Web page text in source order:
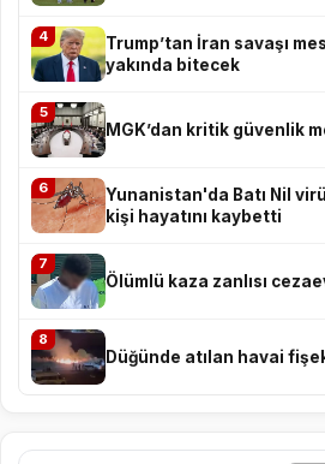
4
Trump’tan İran savaşı
yakında bitecek
5
MGK’dan kritik güvenlik
6
Yunanistan'da Batı Nil
kişi hayatını kaybetti
7
Ölümlü kaza zanlısı
8
Düğünde atılan havai